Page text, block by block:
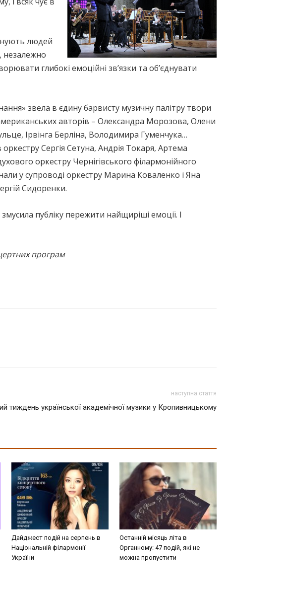
людей
незалежно
глибокі емоційні зв’язки та об’єднувати
звела в єдину барвисту музичну палітру твори
авторів – Олександра Морозова, Олени
Ірвінга Берліна, Володимира Гуменчука…
оркестру Сергія Сетуна, Андрія Токаря, Артема
оркестру Чернігівського філармонійного
у супроводі оркестру Марина Коваленко і Яна
Сидоренки.
публіку пережити найщиріші емоції. І
програм
наступна стаття
тиждень української академічної музики у Кропивницькому
Дайджест подій на серпень в
Національній філармонії
України
Останній місяць літа в
Органному: 47 подій, які не
можна пропустити